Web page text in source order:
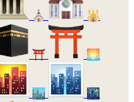
⛪ 🕌
⛩️ 🌅
🏙️ 🌃